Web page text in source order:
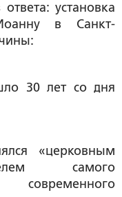
установка
в Санкт-
30 лет со дня
«церковным
самого
современного